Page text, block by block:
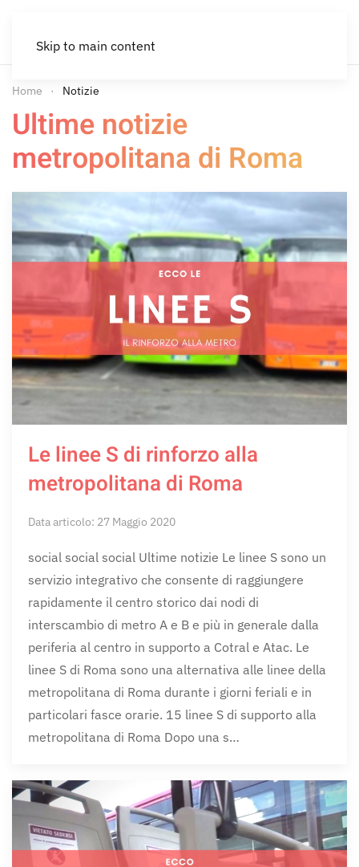
Skip to main content
Home Notizie
Ultime notizie
metropolitana di Roma
Le linee S di rinforzo alla
metropolitana di Roma
Data articolo: 27 Maggio 2020
social social social Ultime notizie Le linee S sono un
servizio integrativo che consente di raggiungere
rapidamente il centro storico dai nodi di
interscambio di metro A e B e più in generale dalla
periferia al centro in supporto a Cotral e Atac. Le
linee S di Roma sono una alternativa alle linee della
metropolitana di Roma durante i giorni feriali e in
particolari fasce orarie. 15 linee S di supporto alla
metropolitana di Roma Dopo una s…